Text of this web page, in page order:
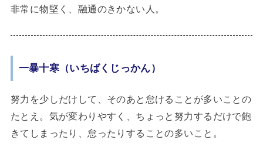
非常に物堅く、融通のきかない人。
一暴十寒（いちばくじっかん）
努力を少しだけして、そのあと怠けることが多いことの
たとえ。気が変わりやすく、ちょっと努力するだけで飽
きてしまったり、怠ったりすることの多いこと。